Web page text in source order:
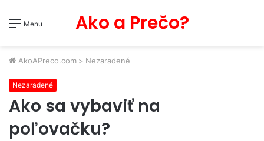
Menu Ako a Prečo?
AkoAPreco.com > Nezaradené
Nezaradené
Ako sa vybaviť na
poľovačku?